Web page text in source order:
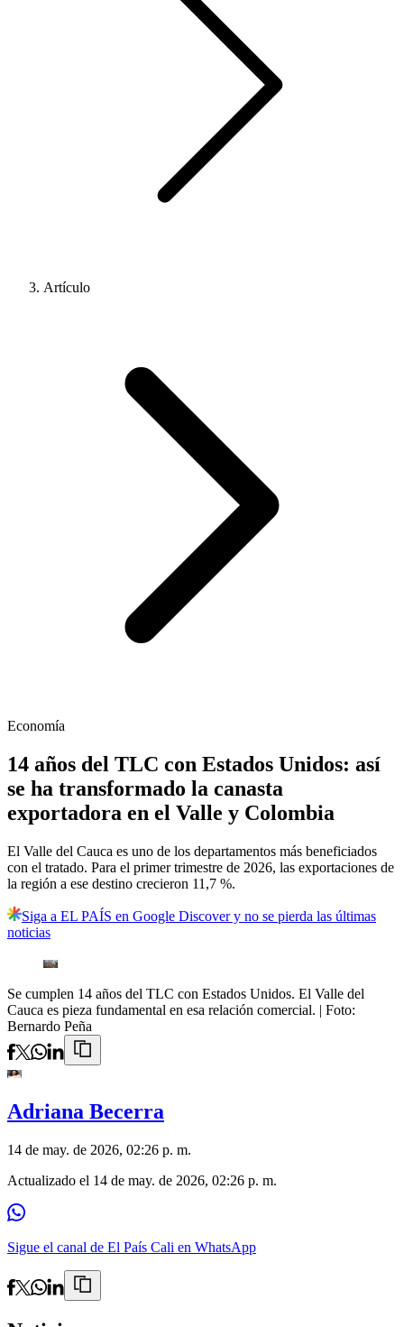
Artículo
Economía
14 años del TLC con Estados Unidos: así
se ha transformado la canasta
exportadora en el Valle y Colombia
El Valle del Cauca es uno de los departamentos más beneficiados
con el tratado. Para el primer trimestre de 2026, las exportaciones de
la región a ese destino crecieron 11,7 %.
Siga a EL PAÍS en Google Discover y no se pierda las últimas
noticias
Se cumplen 14 años del TLC con Estados Unidos. El Valle del
Cauca es pieza fundamental en esa relación comercial. | Foto:
Bernardo Peña
Adriana Becerra
14 de may. de 2026, 02:26 p. m.
Actualizado el 14 de may. de 2026, 02:26 p. m.
Sigue el canal de El País Cali en WhatsApp